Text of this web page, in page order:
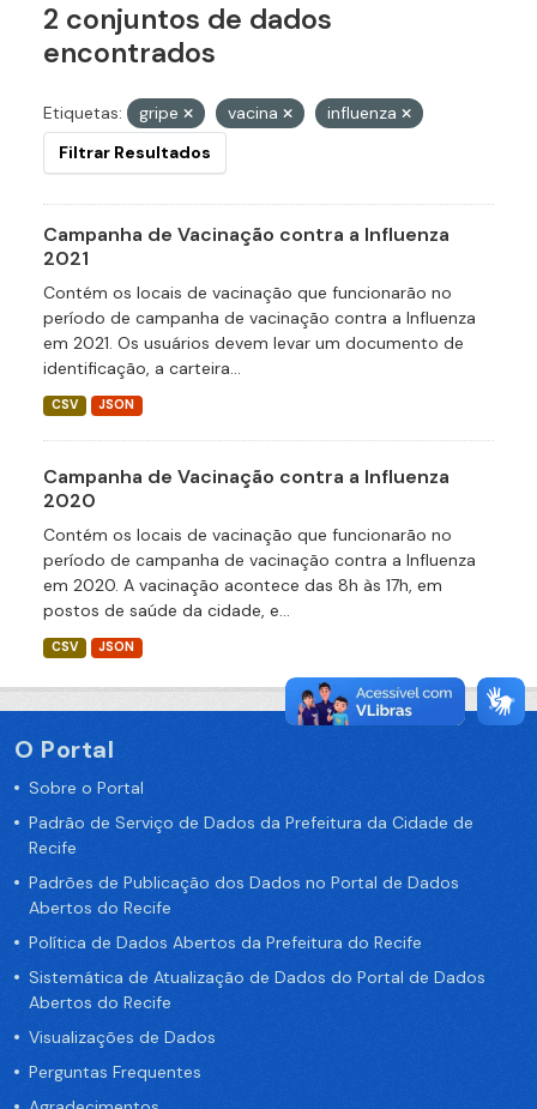
2 conjuntos de dados
encontrados
Etiquetas: gripe vacina
influenza
Filtrar Resultados
Campanha de Vacinação contra a Influenza
2021
Contém os locais de vacinação que funcionarão no
período de campanha de vacinação contra a Influenza
em 2021. Os usuários devem levar um documento de
identificação, a carteira...
CSV JSON
Campanha de Vacinação contra a Influenza
2020
Contém os locais de vacinação que funcionarão no
período de campanha de vacinação contra a Influenza
em 2020. A vacinação acontece das 8h às 17h, em
postos de saúde da cidade, e...
CSV JSON
O Portal
Sobre o Portal
Padrão de Serviço de Dados da Prefeitura da Cidade de
Recife
Padrões de Publicação dos Dados no Portal de Dados
Abertos do Recife
Política de Dados Abertos da Prefeitura do Recife
Sistemática de Atualização de Dados do Portal de Dados
Abertos do Recife
Visualizações de Dados
Perguntas Frequentes